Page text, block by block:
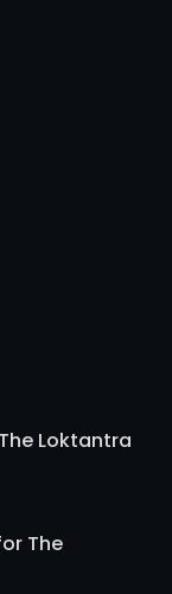
Loktantra
The